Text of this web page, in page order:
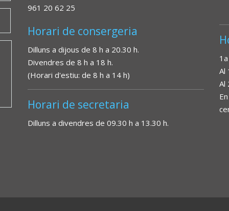
961 20 62 25
Horari de consergeria
Dilluns a dijous de 8 h a 20.30 h.
Divendres de 8 h a 18 h.
(Horari d'estiu: de 8 h a 14 h)
Horari de secretaria
Dilluns a divendres de 09.30 h a 13.30 h.
Al
Al